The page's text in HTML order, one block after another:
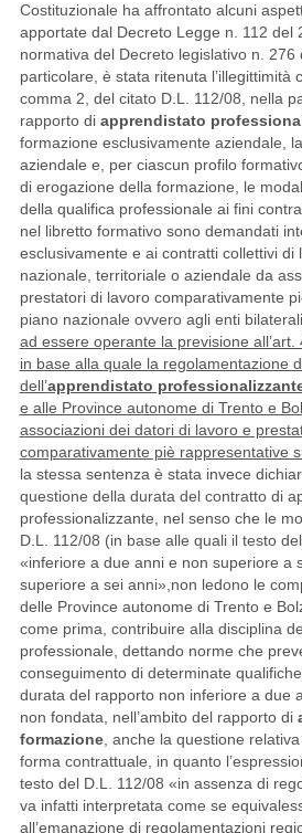
Costituzionale ha affrontato alcuni
apportate dal Decreto Legge n. 112 del
normativa del Decreto legislativo n. 276
particolare, è stata ritenuta l’illegittimità
comma 2, del citato D.L. 112/08, nella
rapporto di apprendistato
formazione esclusivamente aziendale,
aziendale e, per ciascun profilo
di erogazione della formazione, le
della qualifica professionale ai fini
nel libretto formativo sono demandati
esclusivamente e ai contratti collettivi di
nazionale, territoriale o aziendale da
prestatori di lavoro comparativamente
piano nazionale ovvero agli enti bilaterali.
ad essere operante la previsione all’art.
in base alla quale la regolamentazione
dell’apprendistato
e alle Province autonome di Trento e
associazioni dei datori di lavoro e
comparativamente piè rappresentative
la stessa sentenza è stata invece
questione della durata del contratto di
professionalizzante, nel senso che le
D.L. 112/08 (in base alle quali il testo
«inferiore a due anni e non superiore a
superiore a sei anni»,non ledono le
delle Province autonome di Trento e
come prima, contribuire alla disciplina
professionale, dettando norme che
conseguimento di determinate
durata del rapporto non inferiore a due
non fondata, nell’ambito del rapporto di
formazione, anche la questione
forma contrattuale, in quanto
testo del D.L. 112/08 «in assenza di
va infatti interpretata come se
all’emanazione di regolamentazioni